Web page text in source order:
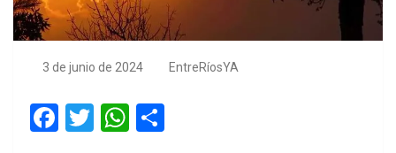
3 de junio de 2024 EntreRíosYA
F
T
W